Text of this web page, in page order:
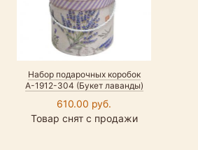
Набор подарочных коробок
А-1912-304 (Букет лаванды)
610.00 руб.
Товар снят с продажи